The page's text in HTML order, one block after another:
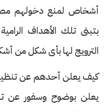
أشخاص لمنع دخولهم
بتبنى تلك الأهداف
الترويج لها بأى شكل من
كيف يعلن أحدهم عن
يعلن بوضوح وسفور عن